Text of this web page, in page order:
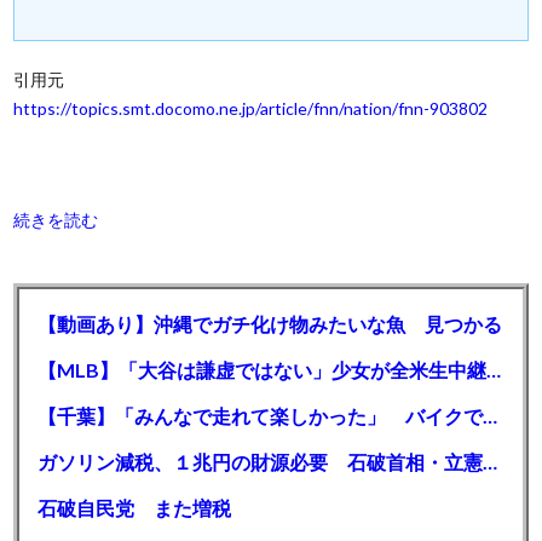
引用元
https://topics.smt.docomo.ne.jp/article/fnn/nation/fnn-903802
続きを読む
【動画あり】沖縄でガチ化け物みたいな魚 見つかる
【MLB】「大谷は謙虚ではない」少女が全米生中継で突然の大谷翔平批判 サイン無視された過去明かす
【千葉】「みんなで走れて楽しかった」 バイクでバースデー集団暴走 男女５７人を書類送検 SNSで参加者募る
ガソリン減税、１兆円の財源必要 石破首相・立憲野田氏「財源は死に物狂いで確保しなければならない」「本当に死に物狂いで」
石破自民党 また増税